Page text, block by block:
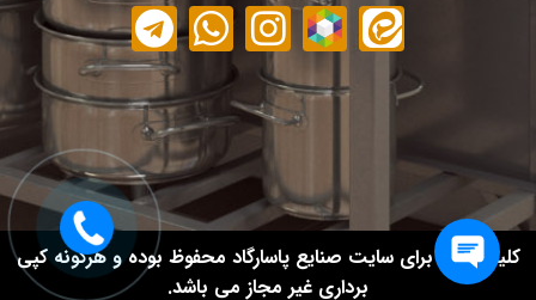
کلیه حقوق برای سایت صنایع پاسارگاد محفوظ بوده و هرگونه کپی
برداری غیر مجاز می باشد.